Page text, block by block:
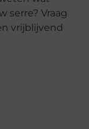
serre? Vraag
vrijblijvend